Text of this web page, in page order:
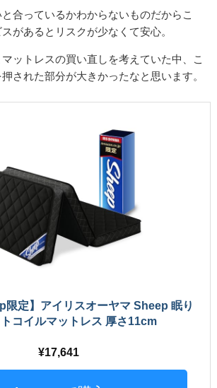
合っているかわからないものだからこ
があるとリスクが少なくて安心。
ットレスの買い直しを考えていた中、こ
された部分が大きかったなと思います。
限定】アイリスオーヤマ Sheep 眠り
コイルマットレス 厚さ11cm
17,641